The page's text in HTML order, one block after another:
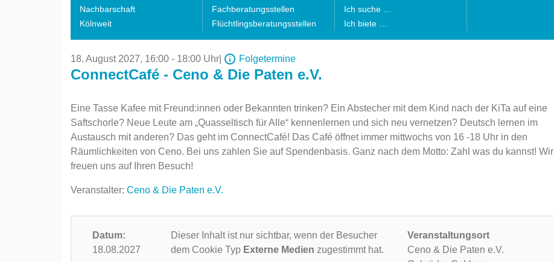
Nachbarschaft
Kölnweit
Fachberatungsstellen
Flüchtlingsberatungsstellen
Ich suche …
Ich biete …
18. August 2027, 16:00 - 18:00 Uhr Folgetermine
ConnectCafé - Ceno & Die Paten e.V.
Eine Tasse Kafee mit Freund:innen oder Bekannten trinken? Ein Abstecher mit dem Kind nach der KiTa auf eine
Saftschorle? Neue Leute am „Quasseltisch für Alle“ kennenlernen und sich neu vernetzen? Deutsch lernen im
Austausch mit anderen? Das geht im ConnectCafé! Das Café öffnet immer mittwochs von 16 -18 Uhr in den
Räumlichkeiten von Ceno. Bei uns zahlen Sie auf Spendenbasis. Ganz nach dem Motto: Zahl was du kannst! Wir
freuen uns auf Ihren Besuch!
Veranstalter: Ceno & Die Paten e.V.
Datum:
18.08.2027
Dieser Inhalt ist nur sichtbar, wenn der Besucher
dem Cookie Typ Externe Medien zugestimmt hat.
Veranstaltungsort
Ceno & Die Paten e.V.